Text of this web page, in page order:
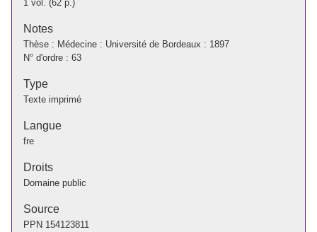
1 vol. (62 p.)
Notes
Thèse : Médecine : Université de Bordeaux : 1897
N° d'ordre : 63
Type
Texte imprimé
Langue
fre
Droits
Domaine public
Source
PPN 154123811